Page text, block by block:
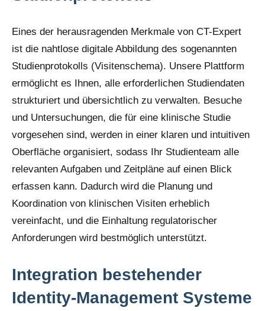
Eines der herausragenden Merkmale von CT-Expert
ist die nahtlose digitale Abbildung des sogenannten
Studienprotokolls (Visitenschema). Unsere Plattform
ermöglicht es Ihnen, alle erforderlichen Studiendaten
strukturiert und übersichtlich zu verwalten. Besuche
und Untersuchungen, die für eine klinische Studie
vorgesehen sind, werden in einer klaren und intuitiven
Oberfläche organisiert, sodass Ihr Studienteam alle
relevanten Aufgaben und Zeitpläne auf einen Blick
erfassen kann. Dadurch wird die Planung und
Koordination von klinischen Visiten erheblich
vereinfacht, und die Einhaltung regulatorischer
Anforderungen wird bestmöglich unterstützt.
Integration bestehender
Identity-Management Systeme